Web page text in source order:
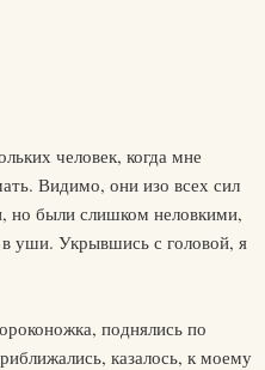
человек, когда мне
Видимо, они изо всех сил
но были слишком неловкими,
уши. Укрывшись с головой, я
поднялись по
казалось, к моему